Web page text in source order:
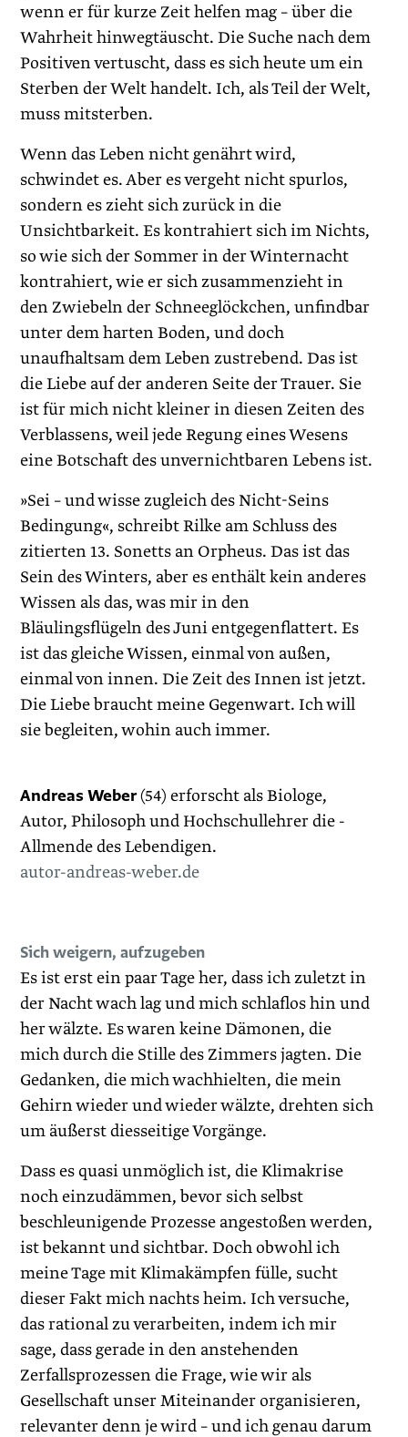
wenn er für kurze Zeit helfen mag – über die
Wahrheit hinwegtäuscht. Die Suche nach dem
Positiven vertuscht, dass es sich heute um ein
Sterben der Welt handelt. Ich, als Teil der Welt,
muss mitsterben.
Wenn das Leben nicht genährt wird,
schwindet es. Aber es vergeht nicht spurlos,
sondern es zieht sich zurück in die
Unsichtbarkeit. Es kontrahiert sich im Nichts,
so wie sich der Sommer in der Winternacht
kontrahiert, wie er sich zusammenzieht in
den Zwiebeln der Schneeglöckchen, unfindbar
unter dem harten Boden, und doch
unaufhaltsam dem Leben zustrebend. Das ist
die Liebe auf der anderen Seite der Trauer. Sie
ist für mich nicht kleiner in diesen Zeiten des
Verblassens, weil jede Regung eines Wesens
eine Botschaft des unvernichtbaren Lebens ist.
»Sei – und wisse zugleich des Nicht-Seins
Bedingung«, schreibt Rilke am Schluss des
zitierten 13. Sonetts an Orpheus. Das ist das
Sein des Winters, aber es enthält kein anderes
Wissen als das, was mir in den
Bläulingsflügeln des Juni entgegenflattert. Es
ist das gleiche Wissen, einmal von außen,
einmal von innen. Die Zeit des Innen ist jetzt.
Die Liebe braucht meine Gegenwart. Ich will
sie begleiten, wohin auch immer.
Andreas Weber(54) erforscht als Biologe,
Autor, Philosoph und Hochschullehrer die -
Allmende des Lebendigen.
autor-andreas-weber.de
Sich weigern, aufzugeben
Es ist erst ein paar Tage her, dass ich zuletzt in
der Nacht wach lag und mich schlaflos hin und
her wälzte. Es waren keine Dämonen, die
mich durch die Stille des Zimmers jagten. Die
Gedanken, die mich wachhielten, die mein
Gehirn wieder und wieder wälzte, drehten sich
um äußerst diesseitige Vorgänge.
Dass es quasi unmöglich ist, die Klimakrise
noch einzudämmen, bevor sich selbst
beschleunigende Prozesse angestoßen werden,
ist bekannt und sichtbar. Doch obwohl ich
meine Tage mit Klimakämpfen fülle, sucht
dieser Fakt mich nachts heim. Ich versuche,
das rational zu verarbeiten, indem ich mir
sage, dass gerade in den anstehenden
Zerfallsprozessen die Frage, wie wir als
Gesellschaft unser Miteinander organisieren,
relevanter denn je wird – und ich genau darum